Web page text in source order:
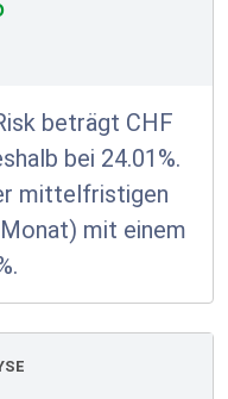
beträgt CHF
bei 24.01%.
mittelfristigen
mit einem